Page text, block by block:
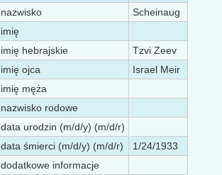
nazwisko
Scheinaug
imię
imię hebrajskie
Tzvi Zeev
imię ojca
Israel Meir
imię męża
nazwisko rodowe
data urodzin (m/d/y) (m/d/r)
data śmierci (m/d/y) (m/d/r)
1/24/1933
dodatkowe informacje